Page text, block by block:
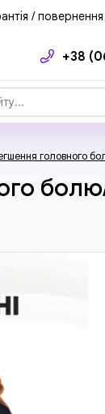
/ повернення
+38
головного